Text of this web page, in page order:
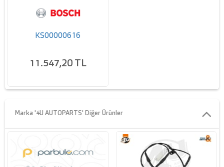
KS00000616
11.547,20 TL
Marka '4U AUTOPARTS' Diğer Ürünler